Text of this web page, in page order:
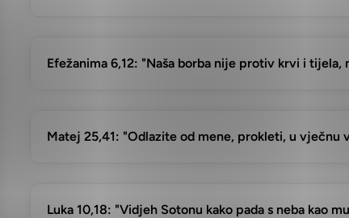
Efežanima 6,12: "Naša borba nije protiv krvi i
Matej 25,41: "Odlazite od mene, prokleti, u vječnu
Luka 10,18: "Vidjeh Sotonu kako pada s neba kao